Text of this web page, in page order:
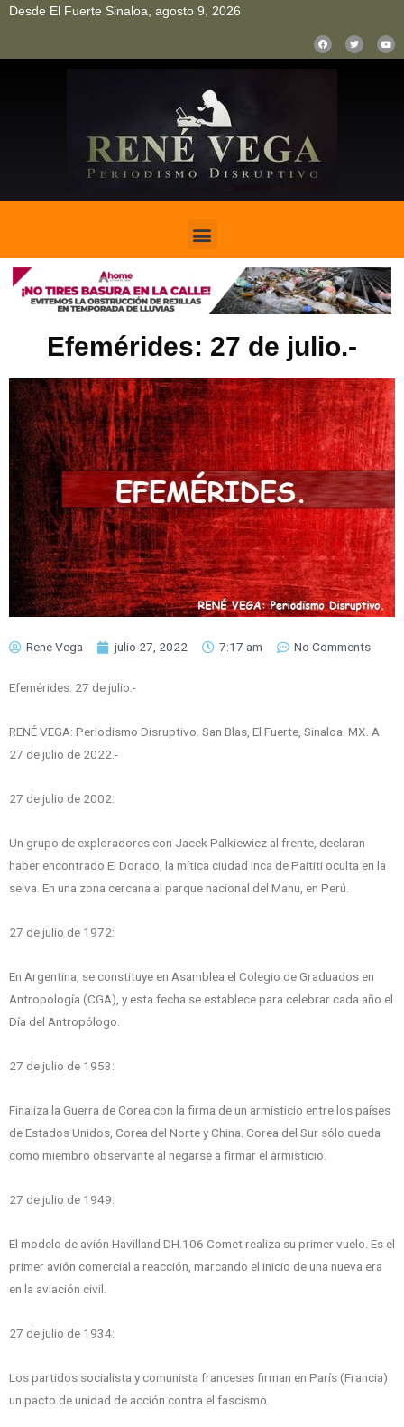
Desde El Fuerte Sinaloa, agosto 9, 2026
Efemérides: 27 de julio.-
Rene Vega julio 27, 2022 7:17 am No Comments
Efemérides: 27 de julio.-
RENÉ VEGA: Periodismo Disruptivo. San Blas, El Fuerte, Sinaloa. MX. A
27 de julio de 2022.-
27 de julio de 2002:
Un grupo de exploradores con Jacek Palkiewicz al frente, declaran
haber encontrado El Dorado, la mítica ciudad inca de Paititi oculta en la
selva. En una zona cercana al parque nacional del Manu, en Perú.
27 de julio de 1972:
En Argentina, se constituye en Asamblea el Colegio de Graduados en
Antropología (CGA), y esta fecha se establece para celebrar cada año el
Día del Antropólogo.
27 de julio de 1953:
Finaliza la Guerra de Corea con la firma de un armisticio entre los países
de Estados Unidos, Corea del Norte y China. Corea del Sur sólo queda
como miembro observante al negarse a firmar el armisticio.
27 de julio de 1949:
El modelo de avión Havilland DH.106 Comet realiza su primer vuelo. Es el
primer avión comercial a reacción, marcando el inicio de una nueva era
en la aviación civil.
27 de julio de 1934:
Los partidos socialista y comunista franceses firman en París (Francia)
un pacto de unidad de acción contra el fascismo.